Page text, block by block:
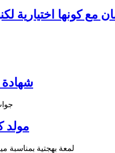
مع كونها اختيارية
شهادة
مولد
لمعة بهجتية بمناسبة